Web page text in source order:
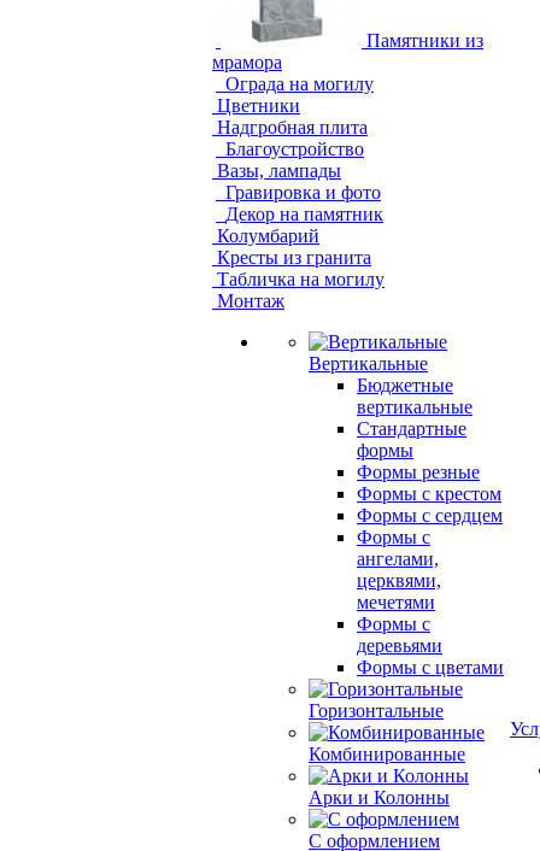
Памятники из
мрамора
Ограда на могилу
Цветники
Надгробная плита
Благоустройство
Вазы, лампады
Гравировка и фото
Декор на памятник
Колумбарий
Кресты из гранита
Табличка на могилу
Монтаж
Вертикальные
Бюджетные
вертикальные
Стандартные
формы
Формы резные
Формы с крестом
Формы с сердцем
Формы с
ангелами,
церквями,
мечетями
Формы с
деревьями
Формы с цветами
Горизонтальные
Комбинированные
Арки и Колонны
С оформлением